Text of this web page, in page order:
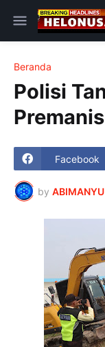
Beranda
Polisi
Facebook
by ABIMANYU